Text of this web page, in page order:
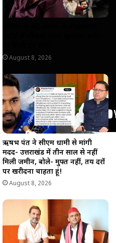
August 8, 2026
ऋषभ पंत ने सीएम धामी से मांगी
मदद- उत्तराखंड में तीन साल से नहीं
मिली जमीन, बोले- मुफ्त नहीं, तय दरों
पर खरीदना चाहता हूं!
August 8, 2026